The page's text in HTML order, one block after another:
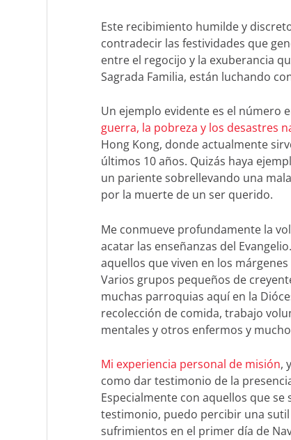
Este recibimiento humilde y
contradecir las festividades que
entre el regocijo y la exuberancia
Sagrada Familia, están luchando
Un ejemplo evidente es el número
guerra, la pobreza y los desastres
Hong Kong, donde actualmente
últimos 10 años. Quizás haya
un pariente sobrellevando una
por la muerte de un ser querido.
Me conmueve profundamente la
acatar las enseñanzas del
aquellos que viven en los
Varios grupos pequeños de
muchas parroquias aquí en la
recolección de comida, trabajo
mentales y otros enfermos y
Mi experiencia personal de misión,
como dar testimonio de la
Especialmente con aquellos que
testimonio, puedo percibir una
sufrimientos en el primer día de